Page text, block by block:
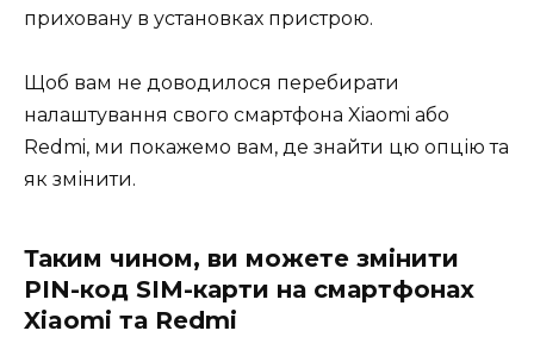
приховану в установках пристрою.
Щоб вам не доводилося перебирати
налаштування свого смартфона Xiaomi або
Redmi, ми покажемо вам, де знайти цю опцію та
як змінити.
Таким чином, ви можете змінити
PIN-код SIM-карти на смартфонах
Xiaomi та Redmi